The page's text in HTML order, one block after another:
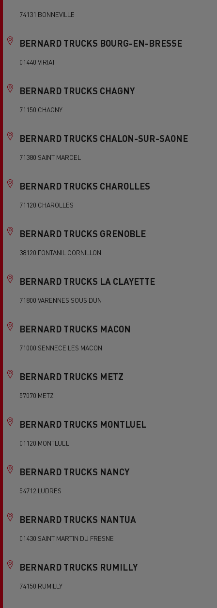
74131 BONNEVILLE
BERNARD TRUCKS BOURG-EN-BRESSE
01440 VIRIAT
BERNARD TRUCKS CHAGNY
71150 CHAGNY
BERNARD TRUCKS CHALON-SUR-SAONE
71380 SAINT MARCEL
BERNARD TRUCKS CHAROLLES
71120 CHAROLLES
BERNARD TRUCKS GRENOBLE
38120 FONTANIL CORNILLON
BERNARD TRUCKS LA CLAYETTE
71800 VARENNES SOUS DUN
BERNARD TRUCKS MACON
71000 SENNECE LES MACON
BERNARD TRUCKS METZ
57070 METZ
BERNARD TRUCKS MONTLUEL
01120 MONTLUEL
BERNARD TRUCKS NANCY
54712 LUDRES
BERNARD TRUCKS NANTUA
01430 SAINT MARTIN DU FRESNE
BERNARD TRUCKS RUMILLY
74150 RUMILLY